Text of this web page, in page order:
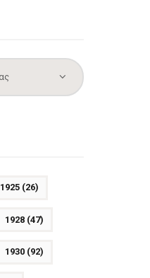
1925(26)
1928(47)
1930(92)